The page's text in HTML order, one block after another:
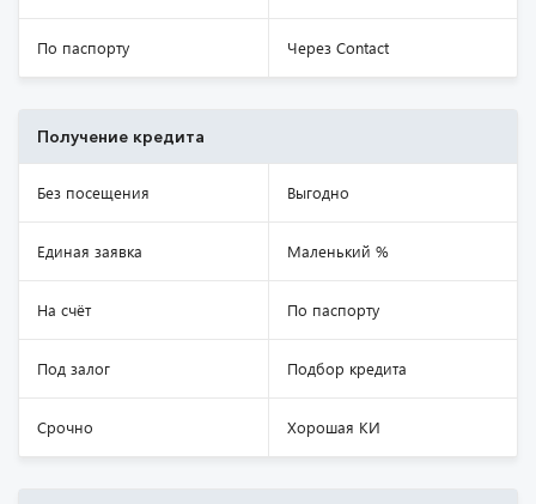
По паспорту Через Contact
Получение кредита
Без посещения Выгодно
Единая заявка Маленький %
На счёт По паспорту
Под залог Подбор кредита
Срочно Хорошая КИ